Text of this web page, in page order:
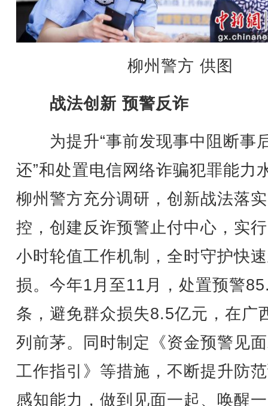
柳州警方 供图
战法创新 预警反诈
为提升“事前发现事中阻断事
还”和处置电信网络诈骗犯罪能力
柳州警方充分调研，创新战法落
控，创建反诈预警止付中心，实
小时轮值工作机制，全时守护快
损。今年1月至11月，处置预警
条，避免群众损失8.5亿元，在广
列前茅。同时制定《资金预警见
工作指引》等措施，不断提升防
感知能力，做到见面一起、唤醒